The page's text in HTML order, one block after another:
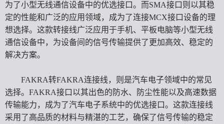
为了小型无线通信设备中的优选接口。而SMA接口则以其稳
定的性能和广泛的应用领域，成为了连接MCX接口设备的理
想选择。这款转接线广泛应用于手机、平板电脑等小型无线
通信设备中，为设备间的信号传输提供了更加高效、稳定的
解决方案。
FAKRA转FAKRA连接线，则是汽车电子领域中的常见
选择。FAKRA接口以其出色的防水、防尘性能以及高速数据
传输能力，成为了汽车电子系统中的优选接口。这款连接线
采用了高品质的材料与精湛的工艺，确保了信号传输的稳定